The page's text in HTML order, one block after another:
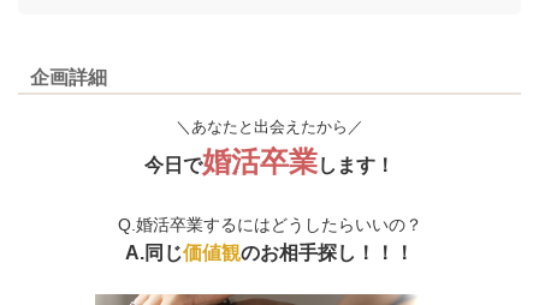
企画詳細
＼あなたと出会えたから／
今日で婚活卒業します！
Q.婚活卒業するにはどうしたらいいの？
A.同じ価値観のお相手探し！！！